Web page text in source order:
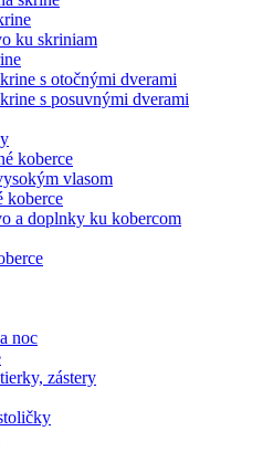
ku skriniam
s otočnými dverami
s posuvnými dverami
koberce
vlasom
koberce
a doplnky ku kobercom
noc
zástery